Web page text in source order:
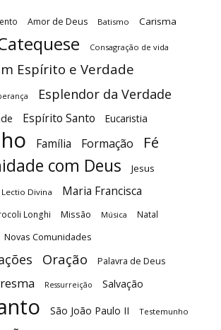
Amor de Deus Batismo Carisma
Consagração de vida
Espírito e Verdade
Esplendor da Verdade
Espírito Santo Eucaristia
Família Formação Fé
com Deus Jesus
Lectio Divina Maria Francisca
Longhi Missão Música Natal
Novas Comunidades
Oração Palavra de Deus
Ressurreição Salvação
São João Paulo II Testemunho